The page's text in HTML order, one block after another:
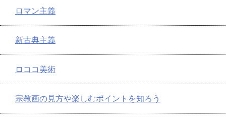
ロマン主義
新古典主義
ロココ美術
宗教画の見方や楽しむポイントを知ろう